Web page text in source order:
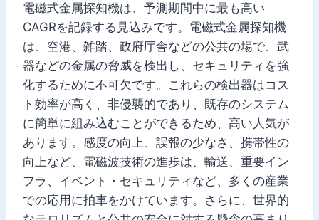
電磁式金属探知機は、予測期間中に最も高い
CAGRを記録する見込みです。電磁式金属探知機
は、空港、雑踏、政府庁舎などの公共の場で、武
器などの金属の脅威を検出し、セキュリティを強
化するために不可欠です。これらの検出器はコス
ト効率が高く、非侵襲的であり、既存のシステム
に簡単に組み込むことができるため、高い人気が
あります。感度の向上、誤報の少なさ、携帯性の
向上など、電磁波技術の進歩は、輸送、重要イン
フラ、イベント・セキュリティなど、多くの産業
での応用に拍車をかけています。さらに、世界的